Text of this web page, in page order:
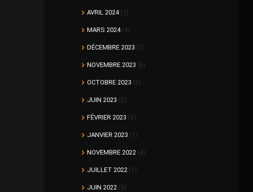
AVRIL 2024(1)
MARS 2024(4)
DÉCEMBRE 2023 (1)
NOVEMBRE 2023 (6)
OCTOBRE 2023 (2)
JUIN 2023 (2)
FÉVRIER 2023 (3)
JANVIER 2023 (1)
NOVEMBRE 2022 (4)
JUILLET 2022 (1)
JUIN 2022 (3)